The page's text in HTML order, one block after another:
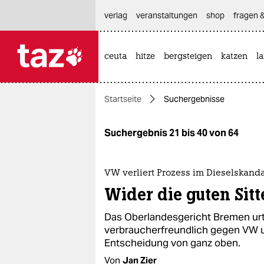
themen
politik
gesellschaft
kultur
sport
verlag
veranstaltungen shop fragen
ceuta hitze bergsteigen katzen
Startseite Suchergebnisse
Suchergebnis 21 bis 40 von 64
VW verliert Prozess im
Wider die guten
Das Oberlandesgericht Bremen
verbraucherfreundlich gegen VW
Entscheidung von ganz oben.
Von Jan Zier